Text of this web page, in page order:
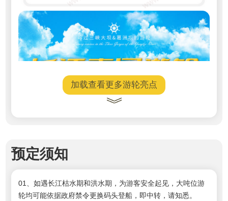
加载查看更多游轮亮点
预定须知
01、如遇长江枯水期和洪水期，为游客安全起见，大吨位游
轮均可能依据政府禁令更换码头登船，即中转，请知悉。